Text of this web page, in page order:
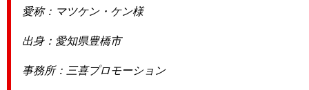
愛称：マツケン・ケン様
出身：愛知県豊橋市
事務所：三喜プロモーション